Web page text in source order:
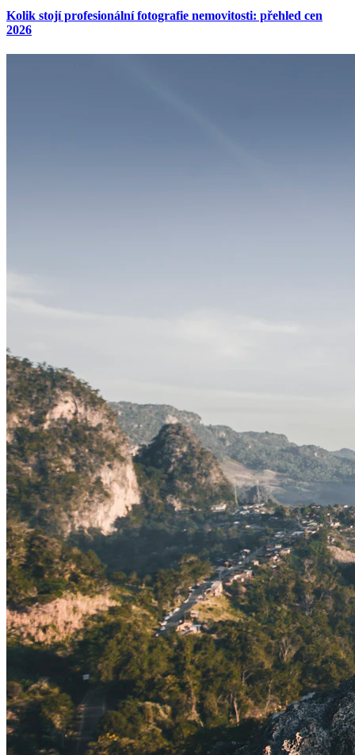
Kolik stojí profesionální fotografie nemovitosti: přehled cen
2026